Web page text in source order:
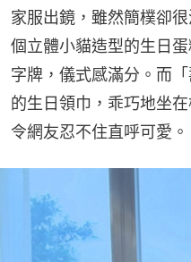
家服出鏡，雖然簡樸卻
個立體小貓造型的生日
字牌，儀式感滿分。而
的生日領巾，乖巧地坐
令網友忍不住直呼可愛。